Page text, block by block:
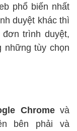
phổ biến nhất
duyệt khác thì
trình duyệt,
những tùy chọn
Chromevà
bên phải và